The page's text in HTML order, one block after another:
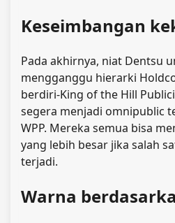
Keseimbangan
Pada akhirnya, niat Dentsu
mengganggu hierarki
berdiri-King of the Hill
segera menjadi omnipublic
WPP. Mereka semua bisa
yang lebih besar jika salah
terjadi.
Warna